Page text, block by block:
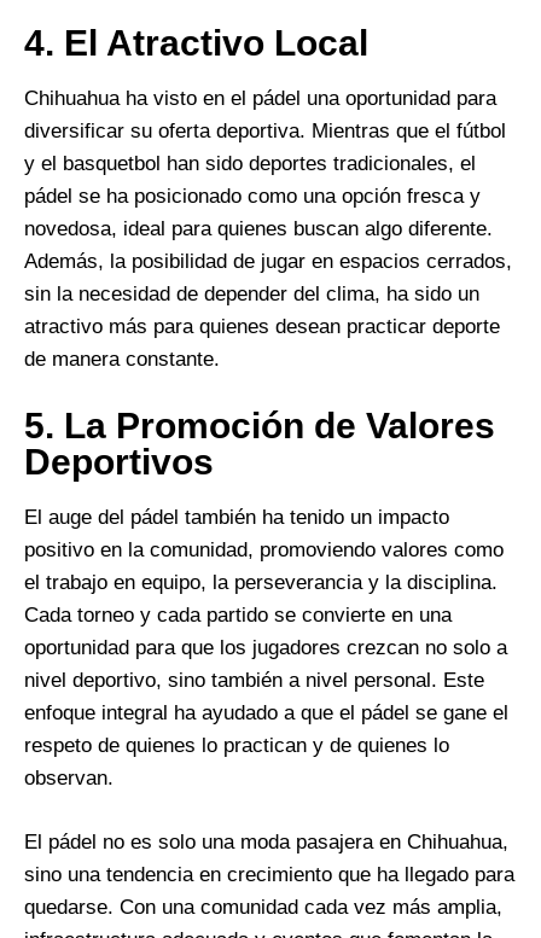
4. El Atractivo Local
Chihuahua ha visto en el pádel una oportunidad para
diversificar su oferta deportiva. Mientras que el fútbol
y el basquetbol han sido deportes tradicionales, el
pádel se ha posicionado como una opción fresca y
novedosa, ideal para quienes buscan algo diferente.
Además, la posibilidad de jugar en espacios cerrados,
sin la necesidad de depender del clima, ha sido un
atractivo más para quienes desean practicar deporte
de manera constante.
5. La Promoción de Valores
Deportivos
El auge del pádel también ha tenido un impacto
positivo en la comunidad, promoviendo valores como
el trabajo en equipo, la perseverancia y la disciplina.
Cada torneo y cada partido se convierte en una
oportunidad para que los jugadores crezcan no solo a
nivel deportivo, sino también a nivel personal. Este
enfoque integral ha ayudado a que el pádel se gane el
respeto de quienes lo practican y de quienes lo
observan.
El pádel no es solo una moda pasajera en Chihuahua,
sino una tendencia en crecimiento que ha llegado para
quedarse. Con una comunidad cada vez más amplia,